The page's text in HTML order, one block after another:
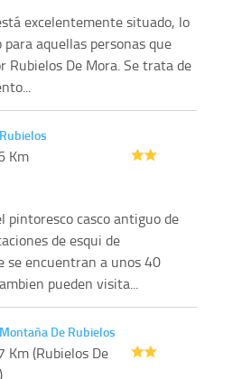
excelentemente situado, lo
aquellas personas que
De Mora. Se trata de
Km
pintoresco casco antiguo de
de esqui de
se encuentran a unos 40
pueden visita...
De Rubielos
Km (Rubielos De